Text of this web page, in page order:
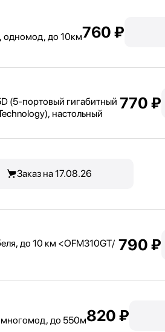
одномод, до 10км760 ₽
(5-портовый гигабитный
настольный
770 ₽
Заказ на 17.08.26
до 10 км <OFM310GT/ 790 ₽
многомод, до 550м820 ₽